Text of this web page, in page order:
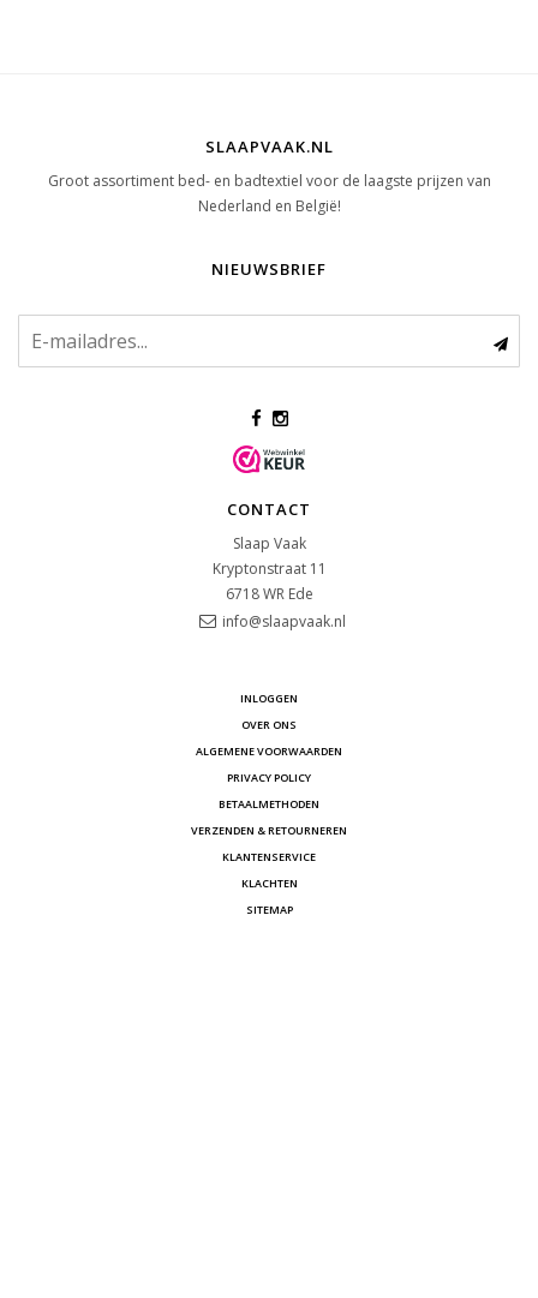
SLAAPVAAK.NL
Groot assortiment bed- en badtextiel voor de laagste prijzen van
Nederland en België!
NIEUWSBRIEF
CONTACT
Slaap Vaak
Kryptonstraat 11
6718 WR Ede
info@slaapvaak.nl
INLOGGEN
OVER ONS
ALGEMENE VOORWAARDEN
PRIVACY POLICY
BETAALMETHODEN
VERZENDEN & RETOURNEREN
KLANTENSERVICE
KLACHTEN
SITEMAP